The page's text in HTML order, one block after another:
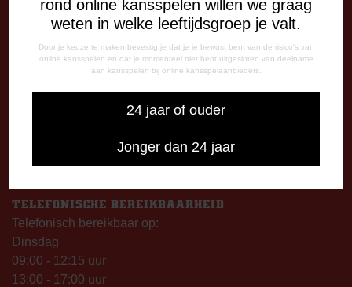
rond online kansspelen willen we graag
weten in welke leeftijdsgroep je valt.
Door je keuze te maken bevestig je dat je je bewust bent van de risico's van
online kansspelen en dat je momenteel niet bent uitgesloten van deelname
aan kansspelen bij online kansspelaanbieders.
24 jaar of ouder
Jonger dan 24 jaar
OPENINGSTIJDEN
De Oude Meerdijk
Maandag: 09.00 – 17.00 uur
Dinsdag t/m vrijdag:
Op thuiswedstrijddagen geopend vanaf 13.00 uur (i.p.v.
09.00 uur).
TELEFONISCHE BEREIKBAARHEID
Telefonisch bereikbaar op:
Dinsdag
09:00 - 12:15 uur
13:00 - 17:00 uur